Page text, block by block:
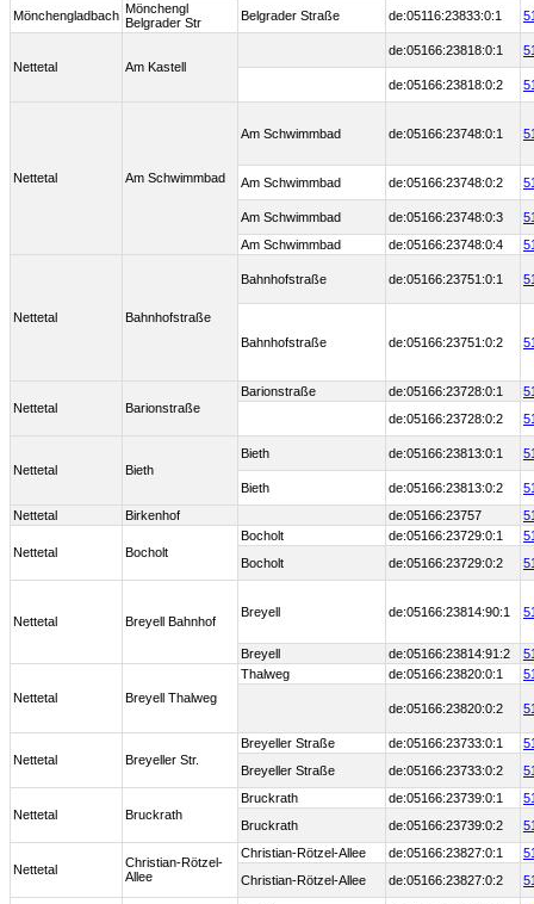
Mönchengladbach Mönchengl
Belgrader Str
Belgrader Straße de:05116:23833:0:1
Nettetal Am Kastell
de:05166:23818:0:1
de:05166:23818:0:2
Nettetal Am Schwimmbad
Am Schwimmbad de:05166:23748:0:1
Am Schwimmbad de:05166:23748:0:2
Am Schwimmbad de:05166:23748:0:3
Am Schwimmbad
de:05166:23748:0:4
Nettetal Bahnhofstraße
Bahnhofstraße de:05166:23751:0:1
Bahnhofstraße de:05166:23751:0:2
Nettetal Barionstraße
Barionstraße de:05166:23728:0:1
de:05166:23728:0:2
Nettetal Bieth
Bieth de:05166:23813:0:1
Bieth de:05166:23813:0:2
Nettetal
Birkenhof de:05166:23757
Nettetal Bocholt
Bocholt de:05166:23729:0:1
Bocholt
de:05166:23729:0:2
Nettetal Breyell Bahnhof
Breyell de:05166:23814:90:1
Breyell de:05166:23814:91:2
Nettetal Breyell Thalweg
Thalweg de:05166:23820:0:1
de:05166:23820:0:2
Nettetal Breyeller Str.
Breyeller Straße de:05166:23733:0:1
Breyeller Straße
de:05166:23733:0:2
Nettetal Bruckrath
Bruckrath de:05166:23739:0:1
Bruckrath
de:05166:23739:0:2
Nettetal
Christian-Rötzel-
Allee
Christian-Rötzel-Allee de:05166:23827:0:1
Christian-Rötzel-Allee
de:05166:23827:0:2